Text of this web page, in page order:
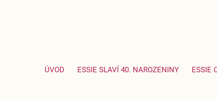
ÚVOD ESSIE SLAVÍ 40. NAROZENINY ESSIE